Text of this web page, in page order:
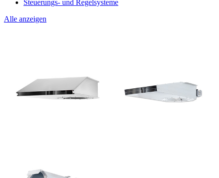
Steuerungs- und Regelsysteme
Alle anzeigen